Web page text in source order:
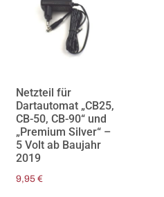
Netzteil für
Dartautomat „CB25,
CB-50, CB-90“ und
„Premium Silver“ –
5 Volt ab Baujahr
2019
9,95 €